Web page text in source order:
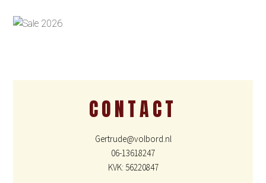
CONTACT
Gertrude@volbord.nl
06-13618247
KVK: 56220847